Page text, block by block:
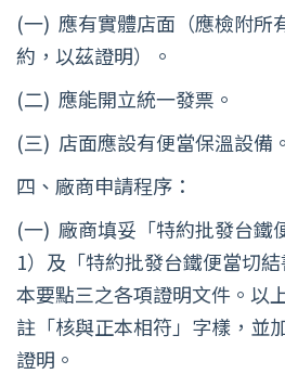
(一) 應有實體店面（應檢附所
約，以茲證明）。
(二) 應能開立統一發票。
(三) 店面應設有便當保溫設備。
四、廠商申請程序：
(一) 廠商填妥「特約批發台鐵
1）及「特約批發台鐵便當切
本要點三之各項證明文件。以
註「核與正本相符」字樣，並
證明。